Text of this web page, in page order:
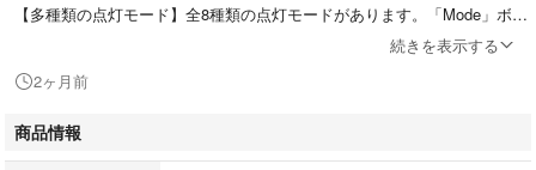
【多種類の点灯モード】全8種類の点灯モードがあります。「Mode」ボタ
ンを押すだけで、点灯モードの設定ができます。全点灯、波の変化、点
好きに選ぶことができます。お店やショッピングマーケットの扉、ベッド
や、壁、庭、部屋等を華やかに演出することが出来ます。
【防水&防塵仕様】パネルも銅線ライトも防水加工をされており、悪天候
続きを表示する
2ヶ月前
商品情報